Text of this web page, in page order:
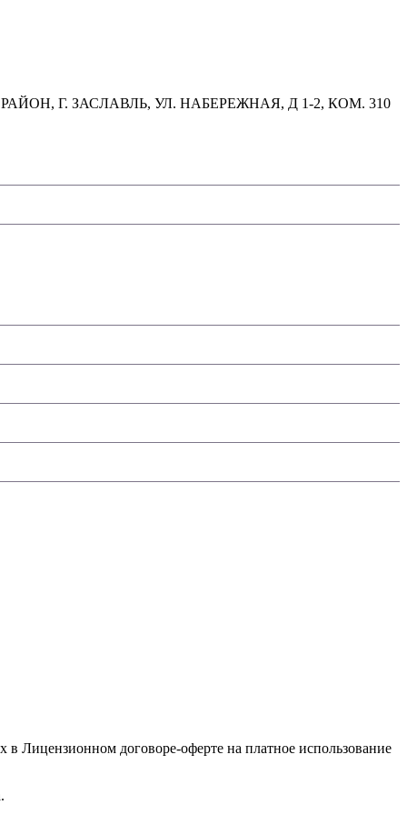
Г. ЗАСЛАВЛЬ, УЛ. НАБЕРЕЖНАЯ, Д 1-2, КОМ. 310
Лицензионном договоре-оферте на платное использование